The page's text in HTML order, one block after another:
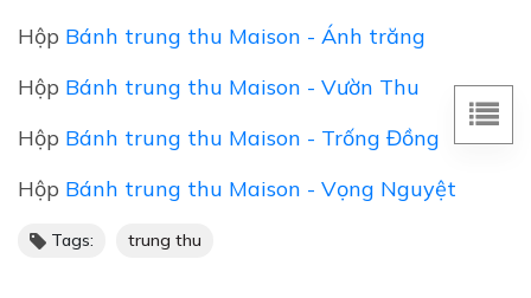
Hộp Bánh trung thu Maison - Ánh trăng
Hộp Bánh trung thu Maison - Vườn Thu
Hộp Bánh trung thu Maison - Trống Đồng
Hộp Bánh trung thu Maison - Vọng Nguyệt
Tags: trung thu